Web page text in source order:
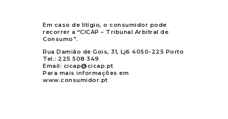
Em caso de litígio, o consumidor pode
recorrer a “CICAP – Tribunal Arbitral de
Consumo”.
Rua Damião de Gois, 31, Lj6 4050-225 Porto
Tel.: 225 508 349
Email: cicap@cicap.pt
Para mais informações em
www.consumidor.pt